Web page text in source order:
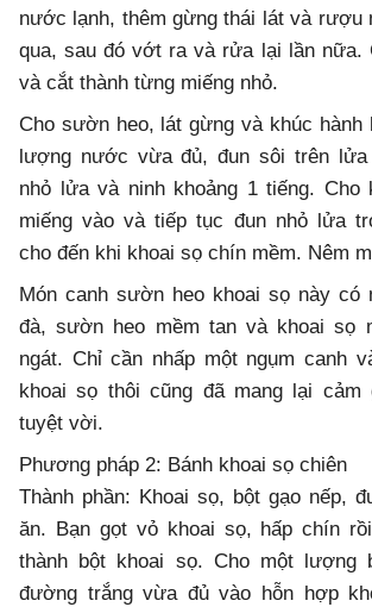
nước lạnh, thêm gừng thái lát và rượu
qua, sau đó vớt ra và rửa lại lần nữa.
và cắt thành từng miếng nhỏ.
Cho sườn heo, lát gừng và khúc hành
lượng nước vừa đủ, đun sôi trên
nhỏ lửa và ninh khoảng 1 tiếng. Cho
miếng vào và tiếp tục đun nhỏ lửa
cho đến khi khoai sọ chín mềm. Nêm
Món canh sườn heo khoai sọ này có
đà, sườn heo mềm tan và khoai sọ
ngát. Chỉ cần nhấp một ngụm canh
khoai sọ thôi cũng đã mang lại cảm
tuyệt vời.
Phương pháp 2: Bánh khoai sọ chiên
Thành phần: Khoai sọ, bột gạo nếp,
ăn. Bạn gọt vỏ khoai sọ, hấp chín
thành bột khoai sọ. Cho một lượng
đường trắng vừa đủ vào hỗn hợp